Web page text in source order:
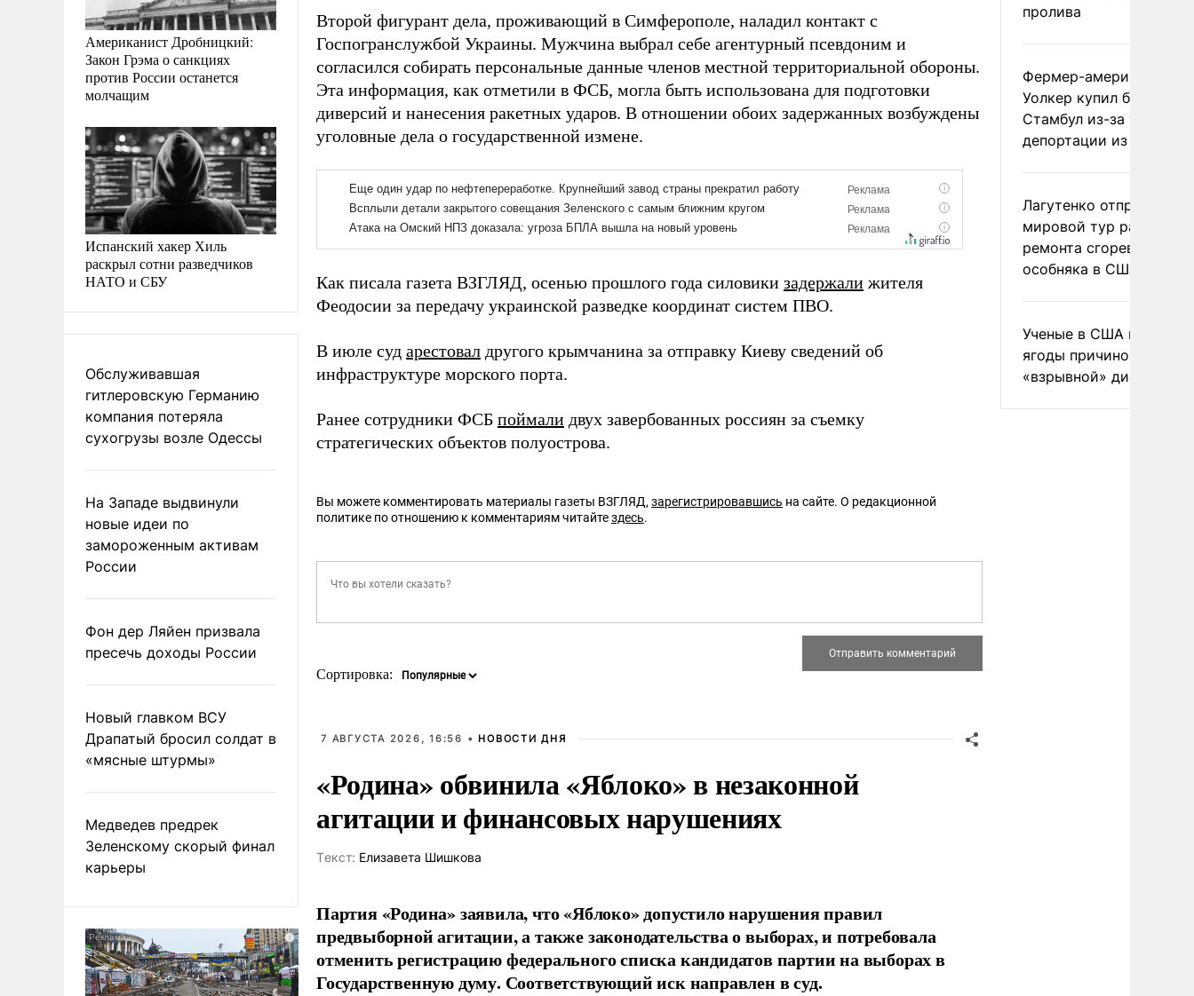
Американист Дробницкий:
Закон Грэма о санкциях
против России останется
молчащим
Испанский хакер Хиль
раскрыл сотни разведчиков
НАТО и СБУ
Обслуживавшая
гитлеровскую Германию
компания потеряла
сухогрузы возле Одессы
На Западе выдвинули
новые идеи по
замороженным активам
России
Фон дер Ляйен призвала
пресечь доходы России
Новый главком ВСУ
Драпатый бросил солдат в
«мясные штурмы»
Медведев предрек
Зеленскому скорый финал
карьеры
Второй фигурант дела, проживающий в Симферополе, наладил контакт с
Госпогранслужбой Украины. Мужчина выбрал себе агентурный псевдоним и
согласился собирать персональные данные членов местной территориальной обороны.
Эта информация, как отметили в ФСБ, могла быть использована для подготовки
диверсий и нанесения ракетных ударов. В отношении обоих задержанных возбуждены
уголовные дела о государственной измене.
Как писала газета ВЗГЛЯД, осенью прошлого года силовики задержали жителя
Феодосии за передачу украинской разведке координат систем ПВО.
В июле суд арестовал другого крымчанина за отправку Киеву сведений об
инфраструктуре морского порта.
Ранее сотрудники ФСБ поймали двух завербованных россиян за съемку
стратегических объектов полуострова.
Вы можете комментировать материалы газеты ВЗГЛЯД, зарегистрировавшись на сайте. О редакционной
политике по отношению к комментариям читайтездесь.
Сортировка:
7 АВГУСТА 2026, 16:56 • НОВОСТИ ДНЯ
«Родина» обвинила «Яблоко» в незаконной
агитации и финансовых нарушениях
Tекст: Елизавета Шишкова
Партия «Родина» заявила, что «Яблоко» допустило нарушения правил
предвыборной агитации, а также законодательства о выборах, и потребовала
отменить регистрацию федерального списка кандидатов партии на выборах в
Государственную думу. Соответствующий иск направлен в суд.
пролива
Фермер-американец
Уолкер купил билет в
Стамбул из-за угрозы
депортации из России
Лагутенко отправился в
мировой тур ради
ремонта сгоревшего
особняка в США
Ученые в США назвали
ягоды причиной
«взрывной» диареи